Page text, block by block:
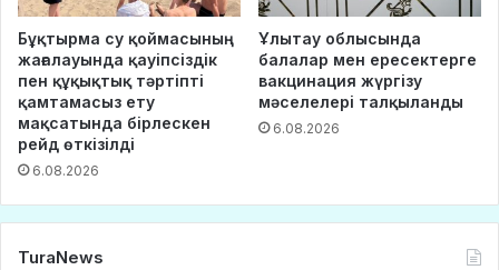
Бұқтырма су қоймасының
жағалауында қауіпсіздік
пен құқықтық тәртіпті
қамтамасыз ету
мақсатында бірлескен
рейд өткізілді
6.08.2026
Ұлытау облысында
балалар мен ересектерге
вакцинация жүргізу
мәселелері талқыланды
6.08.2026
TuraNews